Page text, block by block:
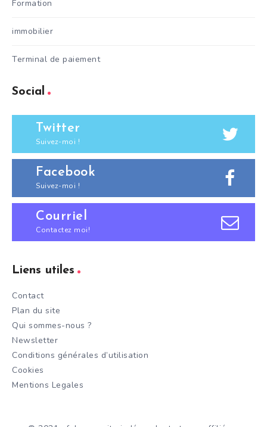
Formation
immobilier
Terminal de paiement
Social
Twitter
Suivez-moi !
Facebook
Suivez-moi !
Courriel
Contactez moi!
Liens utiles
Contact
Plan du site
Qui sommes-nous ?
Newsletter
Conditions générales d’utilisation
Cookies
Mentions Legales